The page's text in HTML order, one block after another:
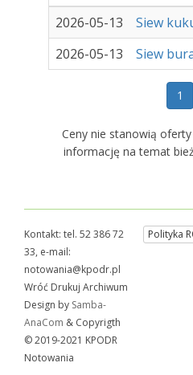
2026-05-13
Siew
2026-05-13
Siew
1
Ceny nie stanowią
informację na temat
Kontakt: tel. 52 386 72
33, e-mail:
notowania@kpodr.pl
Wróć Drukuj Archiwum
Design by Samba-
AnaCom & Copyrigth
© 2019-2021 KPODR
Notowania
Polityka